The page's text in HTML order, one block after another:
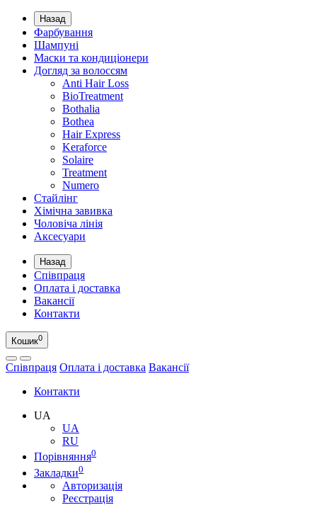
Назад
Фарбування
Шампуні
Маски та кондиціонери
Догляд за волоссям
Anti Hair Loss
BioTreatment
Bothalia
Bothea
Hair Express
Keraforce
Solaire
Treatment
Numero
Стайлінг
Хімічна завивка
Чоловіча лінія
Аксесуари
Назад
Співпраця
Оплата і доставка
Вакансії
Контакти
Кошик0
Співпраця Оплата і доставка Вакансії
Контакти
UA
UA
RU
Порівняння0
Закладки0
Авторизація
Реєстрація